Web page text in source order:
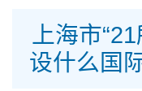
上海市
设什么国